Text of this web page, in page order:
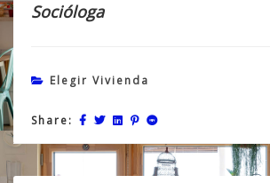
Socióloga
Elegir Vivienda
Share: